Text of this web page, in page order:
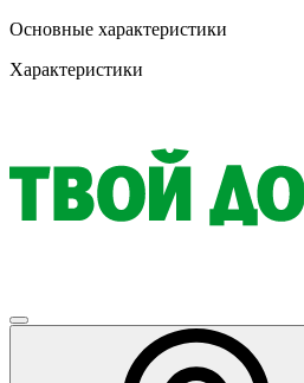
Основные характеристики
Характеристики